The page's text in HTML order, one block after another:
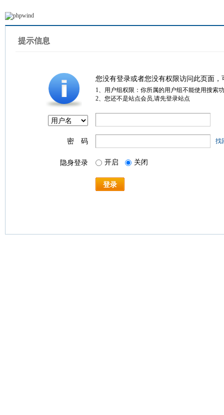
提示信息
您没有登录或者您没有权限访问此页面
1、用户组权限：你所属的用户组不能使用搜索
2、您还不是站点会员,请先登录站点
密 码 找
隐身登录 开启 关闭
登录